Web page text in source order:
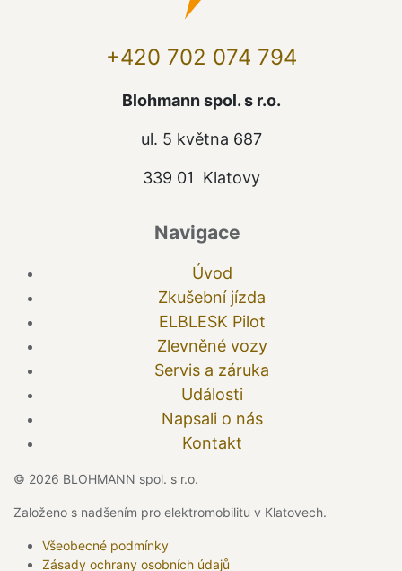
Blohmann spol. s r.o.
ul. 5 května 687
339 01 Klatovy
+420 702 074 794
Navigace
Úvod
Zkušební jízda
ELBLESK Pilot
Zlevněné vozy
Servis a záruka
Události
Napsali o nás
Kontakt
© 2026 BLOHMANN spol. s r.o.
Založeno s nadšením pro elektromobilitu v Klatovech.
Všeobecné podmínky
Zásady ochrany osobních údajů